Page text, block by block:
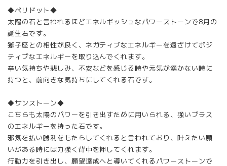
◆ペリドット◆
太陽の石と言われるほどエネルギッシュなパワーストーンで8月の
誕生石です。
獅子座との相性が良く、ネガティブなエネルギーを遠ざけてポジ
ティブなエネルギーを取り込んでくれます。
辛い気持ちや悲しみ、不安などを感じる時や元気が湧かない時に
持つと、前向きな気持ちにしてくれる石です。
◆サンストーン◆
こちらも太陽のパワーを引き出すために用いられる、強いプラス
のエネルギーを持った石です。
邪気を払い勝利をもたらしてくれると言われており、叶えたい願
いがある時には力強く背中を押してくれます。
行動力を引き出し、願望達成へと導いてくれるパワーストーンで